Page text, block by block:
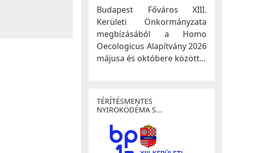
Budapest Főváros XIII.
Kerületi Önkormányzata
megbízásából a Homo
Oecologicus Alapítvány 2026
májusa és októbere között...
TÉRÍTÉSMENTES
NYIROKÖDÉMA S...